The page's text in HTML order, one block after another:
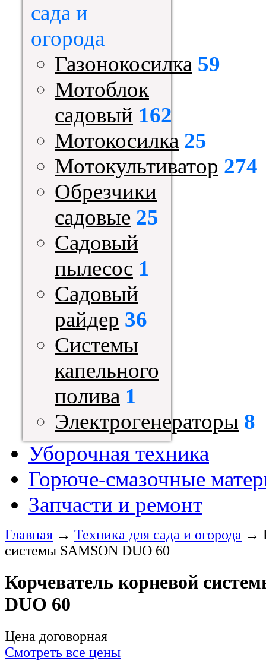
сада и
огорода
Газонокосилка 59
Мотоблок
садовый 162
Мотокосилка 25
Мотокультиватор 274
Обрезчики
садовые 25
Садовый
пылесос 1
Садовый
райдер 36
Системы
капельного
полива 1
Электрогенераторы 8
Уборочная техника
Горюче-смазочные
Запчасти и ремонт
Главная → Техника для сада и огорода →
системы SAMSON DUO 60
Корчеватель корневой
DUO 60
Цена договорная
Смотреть все цены